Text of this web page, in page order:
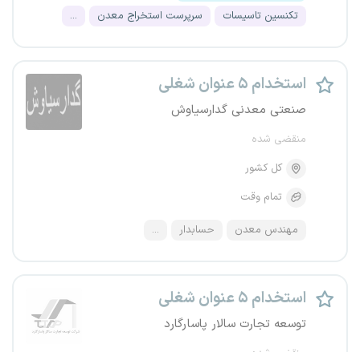
تکنسین تاسیسات
سرپرست استخراج معدن ...
استخدام ۵ عنوان شغلی
صنعتی معدنی گدارسیاوش
منقضی شده
کل کشور
تمام وقت
مهندس معدن حسابدار ...
استخدام ۵ عنوان شغلی
توسعه تجارت سالار پاسارگارد